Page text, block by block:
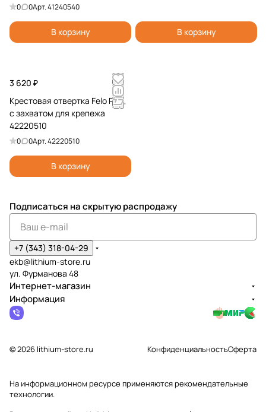
0 0Арт.41240540
В корзину В корзину
3 620 ₽
Крестовая отвертка Felo PH2,
с захватом для крепежа
42220510
0 0Арт.42220510
В корзину
Подписаться на скрытую распродажу
+7 (343) 318-04-29
ekb@lithium-store.ru
ул. Фурманова 48
Интернет-магазин
Информация
© 2026 lithium-store.ru КонфиденциальностьОферта
На информационном ресурсе применяютсярекомендательные
технологии.